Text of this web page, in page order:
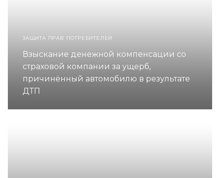
ЗАЩИТА ПРАВ ПОТРЕБИТЕЛЕЙ
Взыскание денежной компенсации со
страховой компании за ущерб,
причинённый автомобилю в результате
ДТП